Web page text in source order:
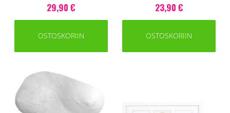
29,90 €
OSTOSKORIIN
23,90 €
OSTOSKORIIN